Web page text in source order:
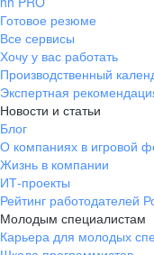
Готовое резюме
Все сервисы
Хочу у вас работать
Производственный
Экспертная
Новости и статьи
Блог
О компаниях в игровой
Жизнь в компании
ИТ-проекты
Рейтинг работодателей
Молодым специалистам
Карьера для молодых